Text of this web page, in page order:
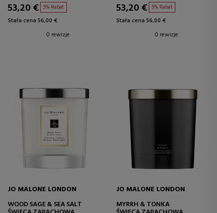
53,20 € 5% Rabat
Stała cena 56,00 €
0 rewizje
53,20 € 5% Rabat
Stała cena 56,00 €
0 rewizje
JO MALONE LONDON
WOOD SAGE & SEA SALT
JO MALONE LONDON
MYRRH & TONKA